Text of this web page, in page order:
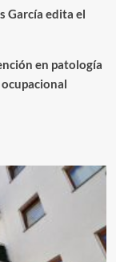
García edita el
en patología